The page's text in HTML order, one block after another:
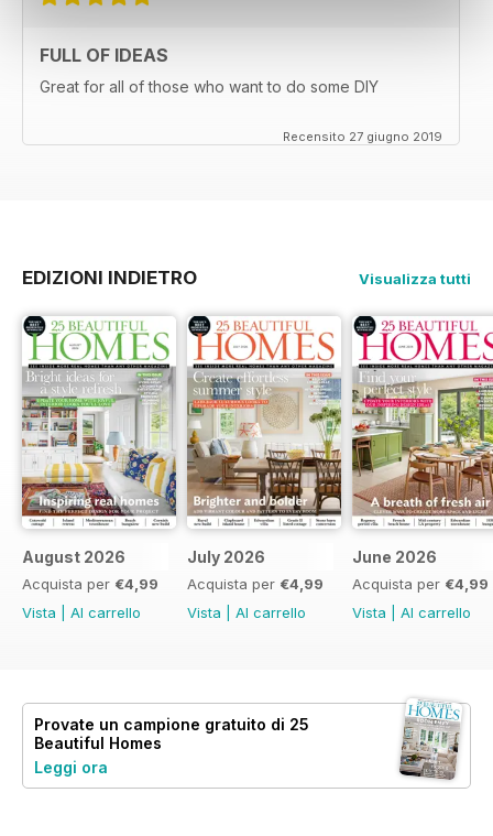
FULL OF IDEAS
Great for all of those who want to do some DIY
Recensito 27 giugno 2019
EDIZIONI INDIETRO Visualizza tutti
August 2026
Acquista per €4,99
Vista
Al carrello
July 2026
Acquista per €4,99
Vista
Al carrello
June 2026
Acquista per €4,99
Vista
Al carrello
Provate un campione gratuito di 25
Beautiful Homes
Leggi ora